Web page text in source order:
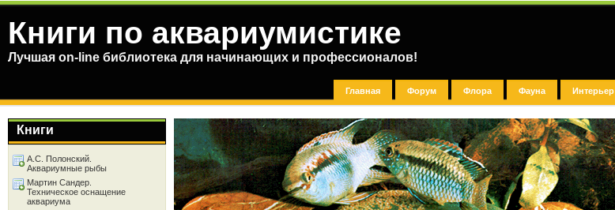
Книги по аквариумистике
Лучшая on-line библиотека для начинающих и профессионалов!
Главная Форум Флора Фауна Интерьер
Книги
А.С. Полонский.
Аквариумные рыбы
Мартин Сандер.
Техническое оснащение
аквариума